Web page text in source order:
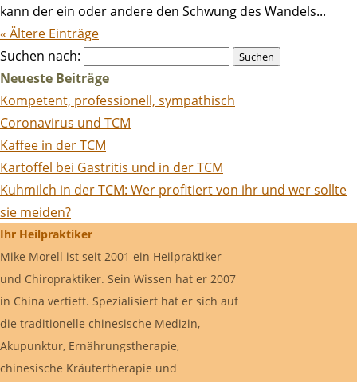
kann der ein oder andere den Schwung des Wandels...
« Ältere Einträge
Suchen nach:
Neueste Beiträge
Kompetent, professionell, sympathisch
Coronavirus und TCM
Kaffee in der TCM
Kartoffel bei Gastritis und in der TCM
Kuhmilch in der TCM: Wer profitiert von ihr und wer sollte
sie meiden?
Ihr Heilpraktiker
Mike Morell ist seit 2001 ein Heilpraktiker
und Chiropraktiker. Sein Wissen hat er 2007
in China vertieft. Spezialisiert hat er sich auf
die traditionelle chinesische Medizin,
Akupunktur, Ernährungstherapie,
chinesische Kräutertherapie und